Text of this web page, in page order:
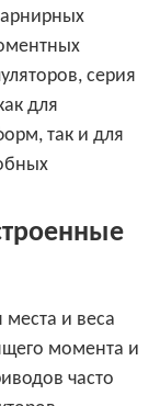
серия
для
так и для
и веса
момента и
часто